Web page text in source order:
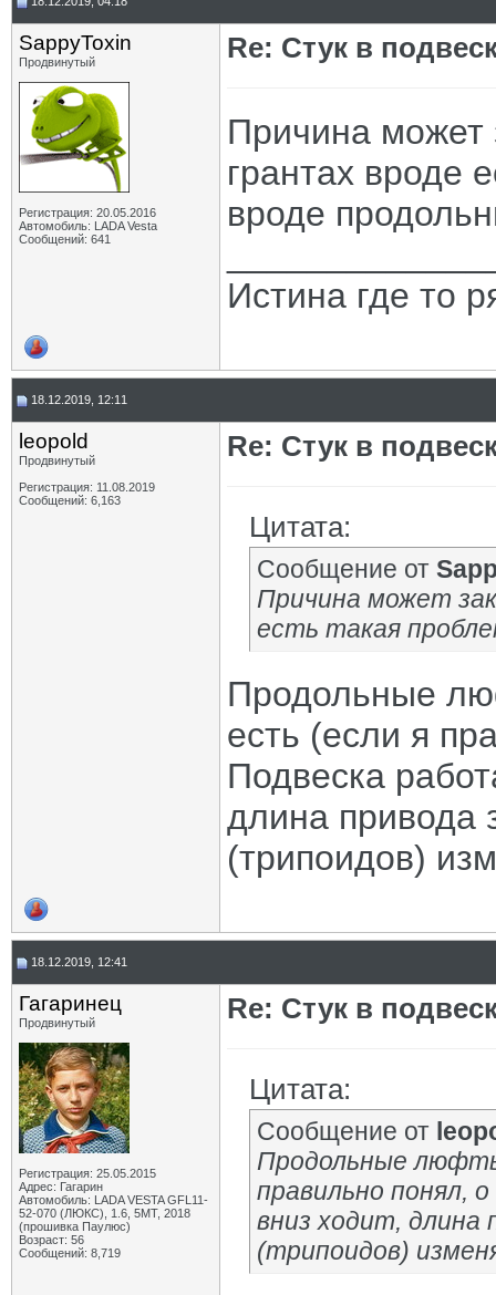
SappyToxin
Продвинутый
Регистрация: 20.05.2016
Автомобиль: LADA Vesta
Сообщений: 641
Re: Стук в
Причина может
грантах вроде
вроде
Истина где то
18.12.2019, 12:11
leopold
Продвинутый
Регистрация: 11.08.2019
Сообщений: 6,163
Re: Стук в
Цитата:
Сообщение от
Причина может
есть такая
Продольные
есть (если я
Подвеска
длина привода
(трипоидов)
18.12.2019, 12:41
Гагаринец
Продвинутый
Регистрация: 25.05.2015
Адрес: Гагарин
Автомобиль: LADA VESTA GFL11-
52-070 (ЛЮКС), 1.6, 5МТ, 2018
(прошивка Паулюс)
Возраст: 56
Сообщений: 8,719
Re: Стук в
Цитата:
Сообщение от
Продольные
правильно понял,
вниз ходит, длина
(трипоидов)